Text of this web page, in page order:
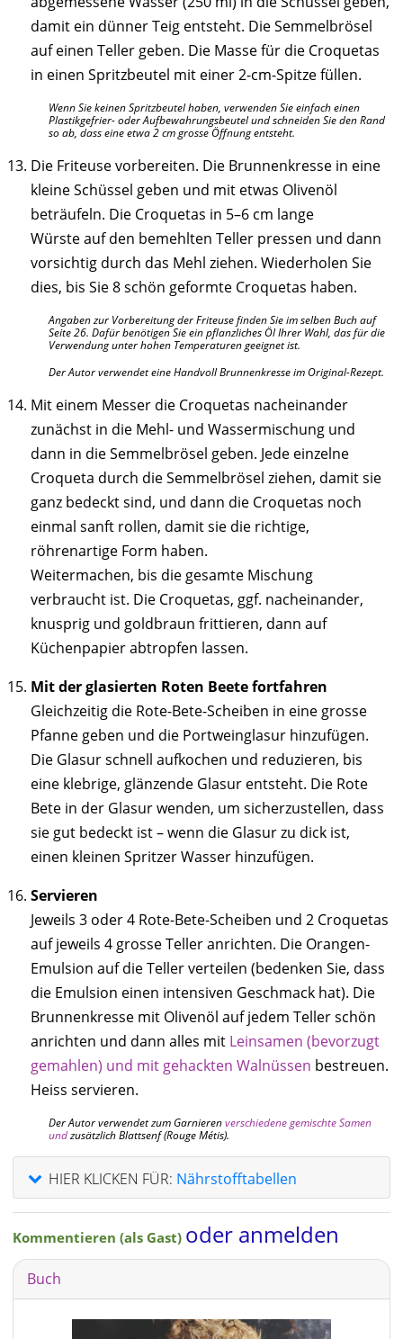
damit ein dünner Teig entsteht. Die Semmelbrösel
auf einen Teller geben. Die Masse für die Croquetas
in einen Spritzbeutel mit einer 2-cm-Spitze füllen.
Wenn Sie keinen Spritzbeutel haben, verwenden Sie einfach einen
Plastikgefrier- oder Aufbewahrungsbeutel und schneiden Sie den Rand
so ab, dass eine etwa 2 cm grosse Öffnung entsteht.
Die Friteuse vorbereiten. Die Brunnenkresse in eine
kleine Schüssel geben und mit etwas Olivenöl
beträufeln. Die Croquetas in 5–6 cm lange
Würste auf den bemehlten Teller pressen und dann
vorsichtig durch das Mehl ziehen. Wiederholen Sie
dies, bis Sie 8 schön geformte Croquetas haben.
Angaben zur Vorbereitung der Friteuse finden Sie im selben Buch auf
Seite 26. Dafür benötigen Sie ein pflanzliches Öl Ihrer Wahl, das für die
Verwendung unter hohen Temperaturen geeignet ist.
Der Autor verwendet eine Handvoll Brunnenkresse im Original-Rezept.
Mit einem Messer die Croquetas nacheinander
zunächst in die Mehl- und Wassermischung und
dann in die Semmelbrösel geben. Jede einzelne
Croqueta durch die Semmelbrösel ziehen, damit sie
ganz bedeckt sind, und dann die Croquetas noch
einmal sanft rollen, damit sie die richtige,
röhrenartige Form haben.
Weitermachen, bis die gesamte Mischung
verbraucht ist. Die Croquetas, ggf. nacheinander,
knusprig und goldbraun frittieren, dann auf
Küchenpapier abtropfen lassen.
Mit der glasierten Roten Beete fortfahren
Gleichzeitig die Rote-Bete-Scheiben in eine grosse
Pfanne geben und die Portweinglasur hinzufügen.
Die Glasur schnell aufkochen und reduzieren, bis
eine klebrige, glänzende Glasur entsteht. Die Rote
Bete in der Glasur wenden, um sicherzustellen, dass
sie gut bedeckt ist – wenn die Glasur zu dick ist,
einen kleinen Spritzer Wasser hinzufügen.
Servieren
Jeweils 3 oder 4 Rote-Bete-Scheiben und 2 Croquetas
auf jeweils 4 grosse Teller anrichten. Die Orangen-
Emulsion auf die Teller verteilen (bedenken Sie, dass
die Emulsion einen intensiven Geschmack hat). Die
Brunnenkresse mit Olivenöl auf jedem Teller schön
anrichten und dann alles mit Leinsamen (bevorzugt
gemahlen) und mit gehackten Walnüssen bestreuen.
Heiss servieren.
Der Autor verwendet zum Garnierenverschiedene gemischte Samen
undzusätzlich Blattsenf (Rouge Métis).
HIER KLICKEN FÜR: Nährstofftabellen
Kommentieren (als Gast) oder anmelden
Buch